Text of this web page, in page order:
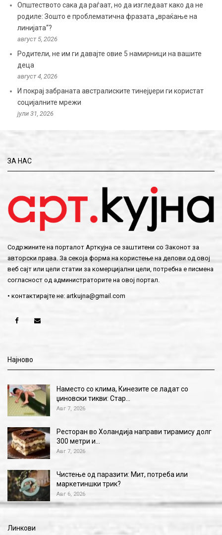
Општеството сака да раѓаат, но да изгледаат како да не
родиле: Зошто е проблематична фразата „враќање на
линијата“?
август 5, 2026
Родители, не им ги давајте овие 5 намирници на вашите
деца
август 4, 2026
И покрај забраната австралиските тинејџери ги користат
социјалните мрежи
јули 31, 2026
ЗА НАС
Содржините на порталот Арткујна се заштитени со Законот за
авторски права. За секоја форма на користење на делови од овој
веб сајт или цели статии за комерцијални цели, потребна е писмена
согласност од администраторите на овој портал.
• контактирајте не: artkujna@gmail.com
Најново
Наместо со клима, Кинезите се ладат со
џиновски тикви: Стар…
Авг 7, 2026
Ресторан во Холандија направи тирамису долг
300 метри и…
Авг 7, 2026
Чистење од паразити: Мит, потреба или
маркетиншки трик?
Авг 6, 2026
Линкови